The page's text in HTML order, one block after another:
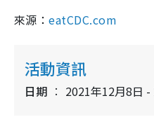
來源：eatCDC.com
活動資訊
日期 2021年12月8日